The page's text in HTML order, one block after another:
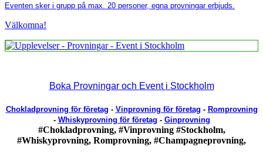
Eventen sker i grupp på max. 20 personer, egna provningar erbjuds.
Välkomna!
Boka Provningar och Event i Stockholm
Chokladprovning för företag - Vinprovning för företag - Romprovning
- Whiskyprovning för företag - Ginprovning
#Chokladprovning, #Vinprovning #Stockholm,
#Whiskyprovning, Romprovning, #Champagneprovning,